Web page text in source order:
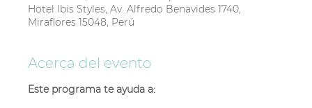
Hotel Ibis Styles, Av. Alfredo Benavides 1740,
Miraflores 15048, Perú
Acerca del evento
Este programa te ayuda a: